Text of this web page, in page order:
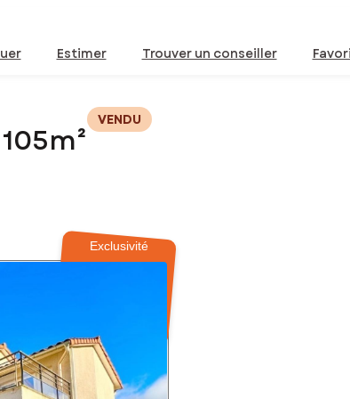
Estimer Trouver un conseiller
VENDU
Exclusivité